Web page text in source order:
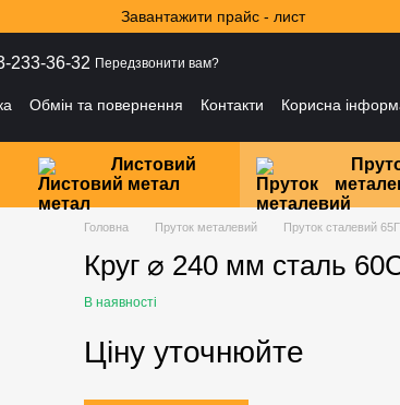
Завантажити прайс - лист
233-36-32 Передзвонити вам?
Обмін та повернення Контакти
Корисна
Листовий
метал
Головна Пруток металевий Пруток сталевий 65Г
Круг ⌀ 240 мм сталь
В наявності
Ціну уточнюйте